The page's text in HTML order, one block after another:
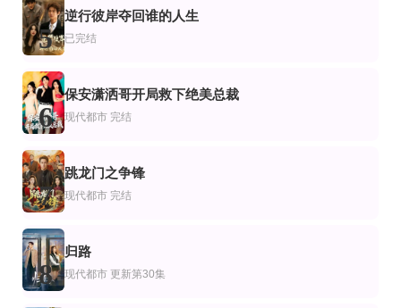
5
逆行彼岸夺回谁的人生
已完结
6
保安潇洒哥开局救下绝美总裁
现代都市 完结
7
跳龙门之争锋
现代都市 完结
8
归路
现代都市 更新第30集